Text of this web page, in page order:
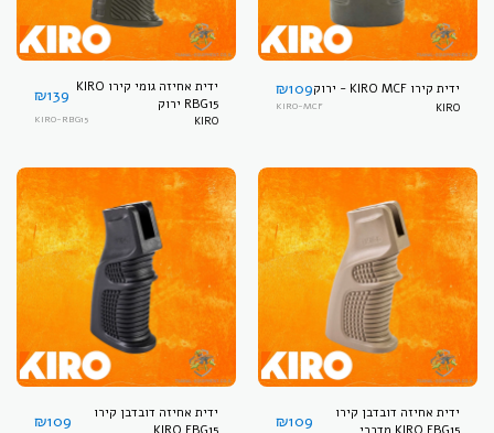
ידית קירו KIRO MCF - ירוק ₪109
KIRO
KIRO-MCF
ידית אחיזה גומי קירו KIRO
RBG15 ירוק
₪139
KIRO
KIRO-RBG15
ידית אחיזה דובדבן קירו
₪109
ידית אחיזה דובדבן קירו
₪109